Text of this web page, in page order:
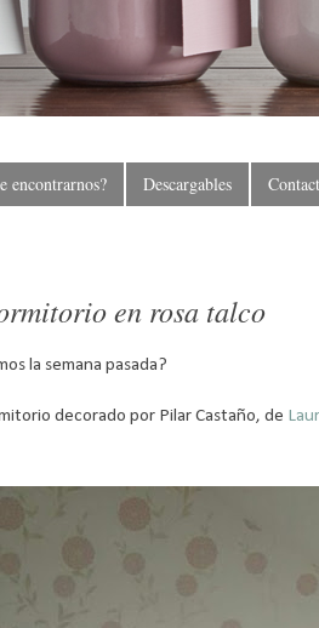
encontrarnos? Descargables
en rosa talco
la semana pasada?
decorado por Pilar Castaño, de